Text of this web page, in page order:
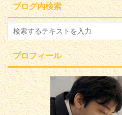
ブログ内検索
プロフィール